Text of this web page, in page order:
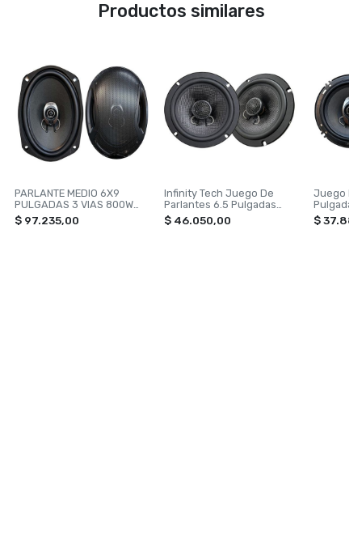
Productos similares
PARLANTE MEDIO 6X9
PULGADAS 3 VIAS 800W
MAX
$ 97.235,00
Infinity Tech Juego De
Parlantes 6.5 Pulgadas
Premium Linea It
$ 46.050,00
Juego
Pulgadas
$